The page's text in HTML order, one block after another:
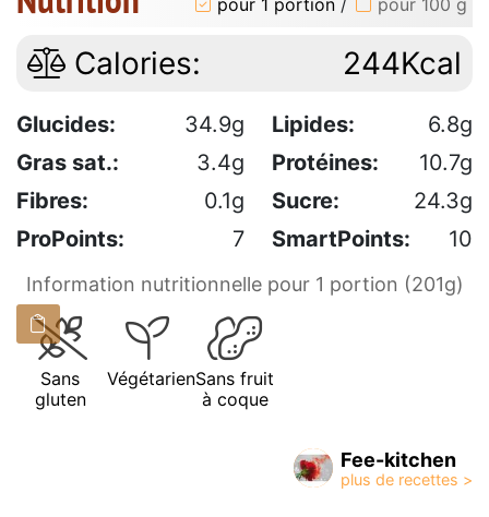
Calories: 244Kcal
Glucides: 34.9g Lipides:
6.8g
Gras sat.:
3.4g Protéines:
10.7g
Fibres:
0.1g Sucre:
24.3g
ProPoints:
7 SmartPoints: 10
Information nutritionnelle pour 1 portion (201g)
Sans
gluten
VégétarienSans fruit
à coque
Fee-kitchen